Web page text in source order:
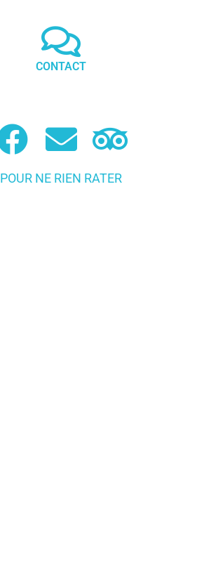
POUR NE RIEN RATER
CONTACT